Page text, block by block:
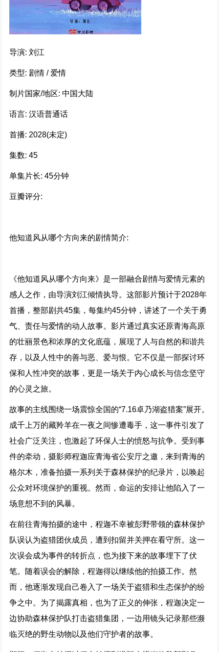
难哄 (2024)
294716次播放
惊弦 (2024)
惊弦
千香引 (2025)
北上 (2024)
167350次播放
童话故事下集 (2024)
166094次播放
平凡之路
164279次播放
大河之水 (2025)
159903次播放
导演: 刘江
类型: 剧情 / 爱情
制片国家/地区: 中国大陆
语言: 汉语普通话
首播: 2028(未定)
集数: 45
单集片长: 45分钟
豆瓣评分:
他知道风从哪个方向来的剧情简介:
《他知道风从哪个方向来》是一部融合剧情与爱情元素的
感人之作，由导演刘江倾情执导。这部影片预计于2028年
首播，整部剧共45集，每集约45分钟，讲述了一个关于勇
气、责任与爱情的动人故事。影片通过真实还原青海高原
的壮丽景色和浓厚的文化底蕴，展现了人与自然的和谐共
存，以及人性中的善与恶、爱与恨。它不仅是一部探讨环
保和人性冲突的故事，更是一场关于内心成长与信念坚守
的心灵之旅。
故事的主线围绕一场震惊全国的“7.16卓乃湖盗猎案”展开。
成千上万的藏羚羊在一夜之间惨遭毒手，这一事件引发了
社会广泛关注，也激起了环保人士的愤怒与抗争。受到事
件的牵动，摄影师程迦应青海省公安厅之邀，来到青海的
格尔木，准备拍摄一系列关于森林保护的纪录片，以唤起
公众对环境保护的重视。然而，命运的安排让他陷入了一
场意想不到的风暴。
在前往青海拍摄的途中，程迦不幸被彭野带领的森林保护
队误认为盗猎团伙成员，遭到扣留并关押在看守所。这一
次误会成为事件的转折点，也为接下来的故事埋下了伏
笔。随着误会的解除，程迦得以继续他的拍摄工作。然
而，他逐渐发现自己卷入了一场关于盗猎和生态保护的纷
争之中。为了揭露真相，也为了正义的伸张，程迦决定一
边协助森林保护队打击盗猎集团，一边用镜头记录那些濒
临灭绝的野生动物以及他们守护者的故事。